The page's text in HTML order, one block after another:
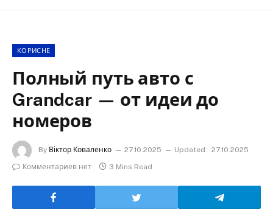
КОРИСНЕ
Полный путь авто с
Grandcar — от идеи до
номеров
By Віктор Коваленко 27.10.2025 Updated: 27.10.2025
Комментариев нет
3 Mins Read